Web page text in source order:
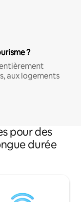
?
aux logements
pour des
durée